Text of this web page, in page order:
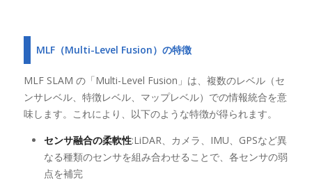
MLF（Multi-Level Fusion）の特徴
MLF SLAM の「Multi-Level Fusion」は、複数のレベル（セ
ンサレベル、特徴レベル、マップレベル）での情報統合を意
味します。これにより、以下のような特徴が得られます。
センサ融合の柔軟性:LiDAR、カメラ、IMU、GPSなど異
なる種類のセンサを組み合わせることで、各センサの弱
点を補完